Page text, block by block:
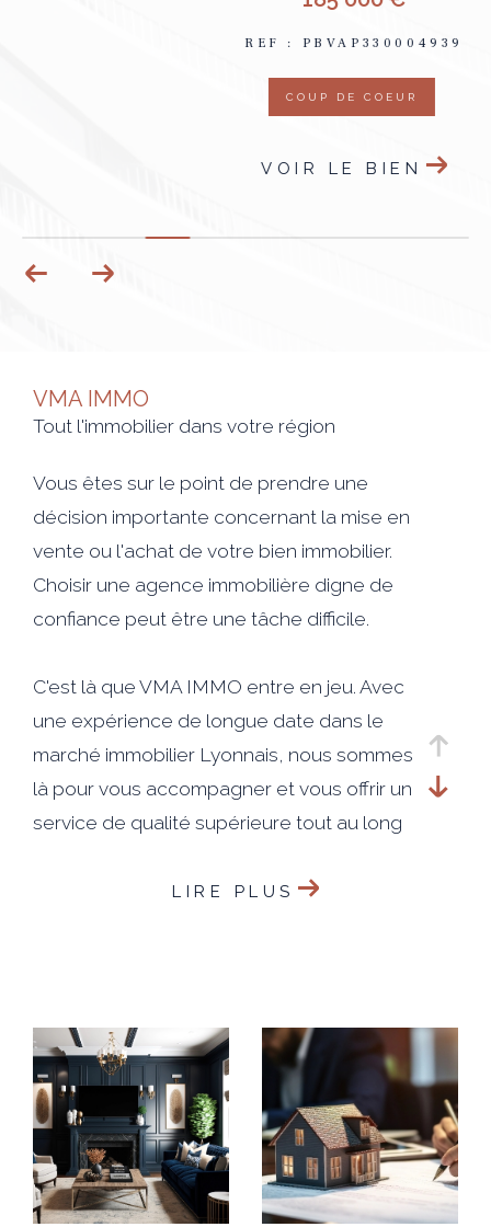
REF : PBVAP330004939
COUP DE COEUR
VOIR LE BIEN
VMA IMMO
Tout l'immobilier dans votre région
Vous êtes sur le point de prendre une
décision importante concernant la mise en
vente ou l'achat de votre bien immobilier.
Choisir une agence immobilière digne de
confiance peut être une tâche difficile.
C'est là que VMA IMMO entre en jeu. Avec
une expérience de longue date dans le
marché immobilier Lyonnais, nous sommes
là pour vous accompagner et vous offrir un
service de qualité supérieure tout au long
relâche pour vous aider à atteindre vos
objectifs et réaliser votre projet de vente
de manière efficace.
En faisant appel à notre agence, vous
bénéficierez d'une visibilité exceptionnelle
LIRE PLUS